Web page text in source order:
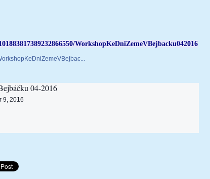
WorkshopKeDniZemeVBejbacku042016
04-2016
9, 2016